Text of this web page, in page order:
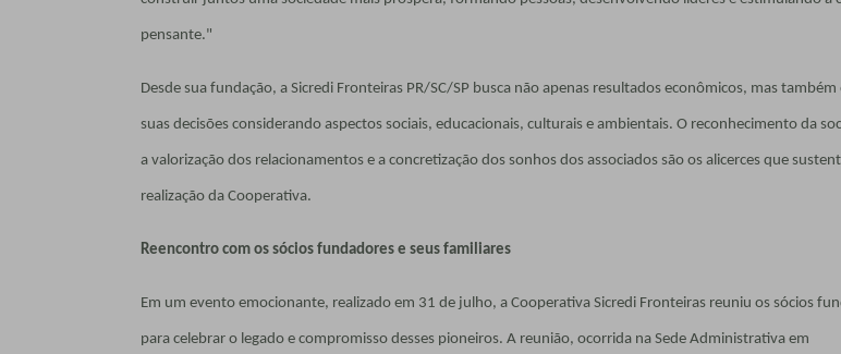
pensante."
Desde sua fundação, a Sicredi Fronteiras PR/SC/SP busca não apenas resultados econômicos, mas
suas decisões considerando aspectos sociais, educacionais, culturais e ambientais. O reconhecimento da
a valorização dos relacionamentos e a concretização dos sonhos dos associados são os alicerces que
realização da Cooperativa.
Reencontro com os sócios fundadores e seus familiares
Em um evento emocionante, realizado em 31 de julho, a Cooperativa Sicredi Fronteiras reuniu os sócios
para celebrar o legado e compromisso desses pioneiros. A reunião, ocorrida na Sede Administrativa em